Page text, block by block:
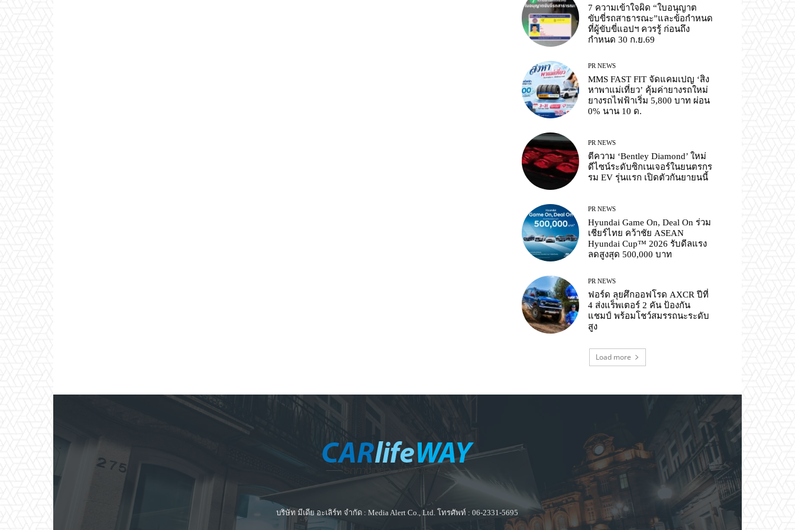
7 ความเข้าใจผิด “ใบอนุญาต
ขับขี่รถสาธารณะ”และข้อกำหนด
ที่ผู้ขับขี่แอปฯ ควรรู้ ก่อนถึง
กำหนด 30 ก.ย.69
PR NEWS
MMS FAST FIT จัดแคมเปญ ‘สิง
หาพาแม่เที่ยว’ คุ้มค่ายางรถใหม่
ยางรถไฟฟ้าเริ่ม 5,800 บาท ผ่อน
0% นาน 10 ด.
PR NEWS
ตีความ ‘Bentley Diamond’ ใหม่
ดีไซน์ระดับซิกเนเจอร์ในยนตรกร
รม EV รุ่นแรก เปิดตัวกันยายนนี้
PR NEWS
Hyundai Game On, Deal On ร่วม
เชียร์ไทย คว้าชัย ASEAN
Hyundai Cup™ 2026 รับดีลแรง
ลดสูงสุด 500,000 บาท
PR NEWS
ฟอร์ด ลุยศึกออฟโรด AXCR ปีที่
4 ส่งแร็พเตอร์ 2 คัน ป้องกัน
แชมป์ พร้อมโชว์สมรรถนะระดับ
สูง
Load more
บริษัท มีเดีย อะเลิร์ท จำกัด : Media Alert Co., Ltd. โทรศัพท์ : 06-2331-5695